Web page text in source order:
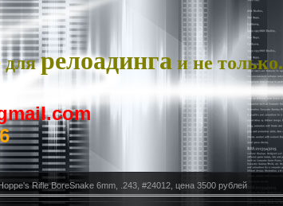
длярелоадинга и не только.
Rifle BoreSnake 6mm, .243, #24012, цена 3500 рублей